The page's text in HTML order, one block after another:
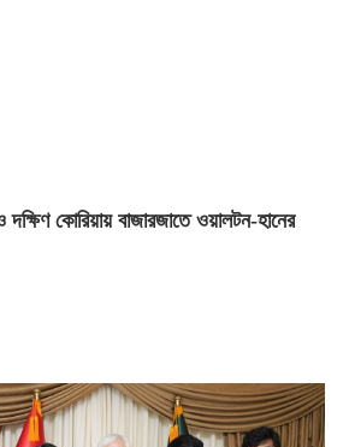
কোরিয়ায় বাজারজাতে ওয়ালটন-হানের